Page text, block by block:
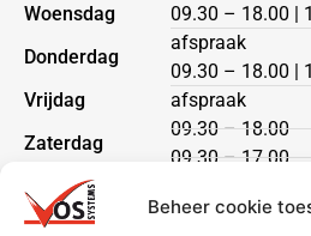
Beheer cookie
Woensdag
Donderdag
Vrijdag
Zaterdag
Zondag
09.30 – 18.00 |
afspraak
09.30 – 18.00 |
afspraak
09.30 – 18.00
09.30 – 17.00